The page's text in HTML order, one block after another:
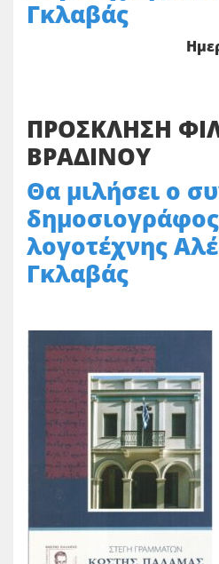
Γκλαβάς
ΠΡΟΣΚΛΗΣΗ
ΒΡΑΔΙΝΟΥ
Θα μιλήσει ο
λογοτέχνης
Γκλαβάς